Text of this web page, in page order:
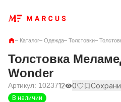
– Каталог–Одежда–Толстовки–
Толстовка
Wonder
Артикул: 1023712 0
В наличии